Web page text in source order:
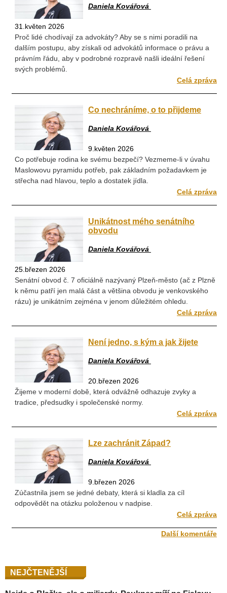
Daniela Kovářová
31.květen 2026
Proč lidé chodívají za advokáty? Aby se s nimi poradili na
dalším postupu, aby získali od advokátů informace o právu a
právním řádu, aby v podrobné rozpravě našli ideální řešení
svých problémů.
Celá zpráva
Co nechráníme, o to přijdeme
Daniela Kovářová
9.květen 2026
Co potřebuje rodina ke svému bezpečí? Vezmeme-li v úvahu
Maslowovu pyramidu potřeb, pak základním požadavkem je
střecha nad hlavou, teplo a dostatek jídla.
Celá zpráva
Unikátnost mého senátního
obvodu
Daniela Kovářová
25.březen 2026
Senátní obvod č. 7 oficiálně nazývaný Plzeň-město (ač z Plzně
k němu patří jen malá část a většina obvodu je venkovského
rázu) je unikátním zejména v jenom důležitém ohledu.
Celá zpráva
Není jedno, s kým a jak žijete
Daniela Kovářová
20.březen 2026
Žijeme v moderní době, která odvážně odhazuje zvyky a
tradice, předsudky i společenské normy.
Celá zpráva
Lze zachránit Západ?
Daniela Kovářová
9.březen 2026
Zúčastnila jsem se jedné debaty, která si kladla za cíl
odpovědět na otázku položenou v nadpise.
Celá zpráva
Další komentáře
NEJČTENĚJŠÍ